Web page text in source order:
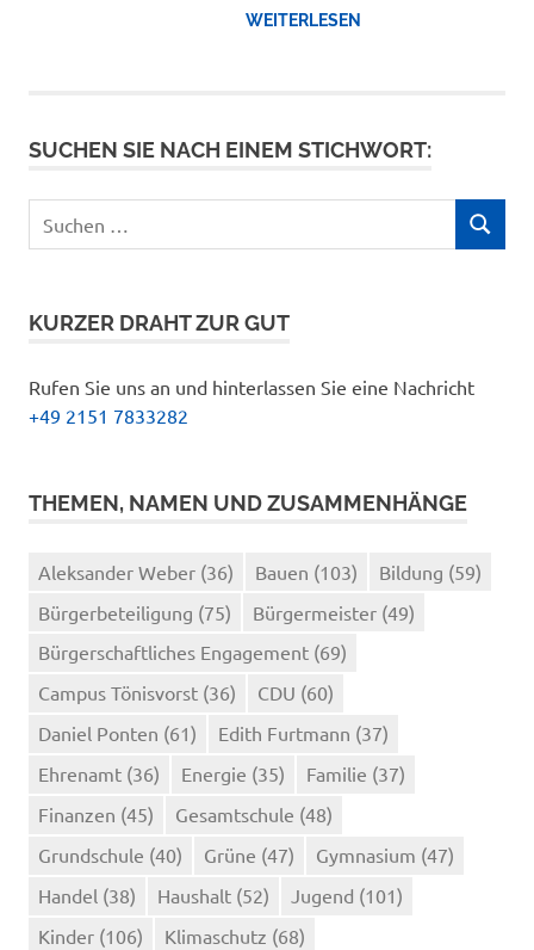
WEITERLESEN
SUCHEN SIE NACH EINEM STICHWORT:
nach:
SUCHEN
KURZER DRAHT ZUR GUT
Rufen Sie uns an und hinterlassen Sie eine Nachricht
+49 2151 7833282
THEMEN, NAMEN UND ZUSAMMENHÄNGE
Aleksander Weber (36) Bauen (103) Bildung (59)
Bürgerbeteiligung (75) Bürgermeister (49)
Bürgerschaftliches Engagement (69)
Campus Tönisvorst (36) CDU (60)
Daniel Ponten (61) Edith Furtmann (37)
Ehrenamt (36) Energie (35) Familie (37)
Finanzen (45) Gesamtschule (48)
Grundschule (40) Grüne (47) Gymnasium (47)
Handel (38) Haushalt (52) Jugend (101)
Kinder (106) Klimaschutz (68)